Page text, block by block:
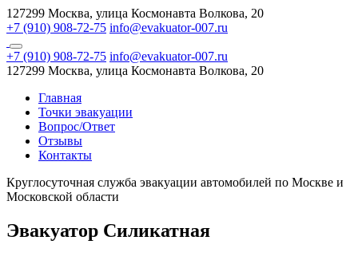
127299 Москва, улица Космонавта Волкова, 20
+7 (910) 908-72-75 info@evakuator-007.ru
+7 (910) 908-72-75 info@evakuator-007.ru
127299 Москва, улица Космонавта Волкова, 20
Главная
Точки эвакуации
Вопрос/Ответ
Отзывы
Контакты
Круглосуточная служба эвакуации автомобилей по Москве и
Московской области
Эвакуатор Силикатная